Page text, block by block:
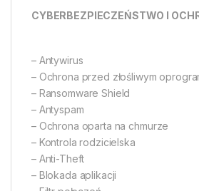
CYBERBEZPIECZEŃSTWO I
– Antywirus
– Ochrona przed złośliwym
– Ransomware Shield
– Antyspam
– Ochrona oparta na chmurze
– Kontrola rodzicielska
– Anti-Theft
– Blokada aplikacji